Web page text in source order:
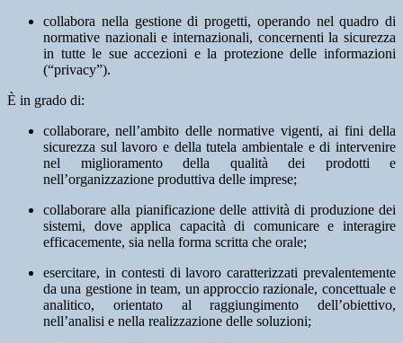
collabora nella gestione di progetti, operando nel quadro di
normative nazionali e internazionali, concernenti la sicurezza
in tutte le sue accezioni e la protezione delle informazioni
(“privacy”).
È in grado di:
collaborare, nell’ambito delle normative vigenti, ai fini della
sicurezza sul lavoro e della tutela ambientale e di intervenire
nel miglioramento della qualità dei prodotti e
nell’organizzazione produttiva delle imprese;
collaborare alla pianificazione delle attività di produzione dei
sistemi, dove applica capacità di comunicare e interagire
efficacemente, sia nella forma scritta che orale;
esercitare, in contesti di lavoro caratterizzati prevalentemente
da una gestione in team, un approccio razionale, concettuale e
analitico, orientato al raggiungimento dell’obiettivo,
nell’analisi e nella realizzazione delle soluzioni;